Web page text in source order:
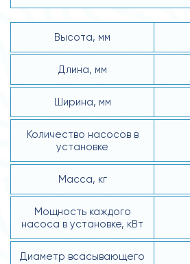
Высота, мм
Длина, мм
Ширина, мм
Количество насосов в
установке
Масса, кг
Мощность каждого
насоса в установке, кВт
Диаметр всасывающего